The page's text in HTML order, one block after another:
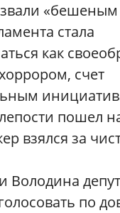
стала
как
счет
пошел
взялся за
Володина
по